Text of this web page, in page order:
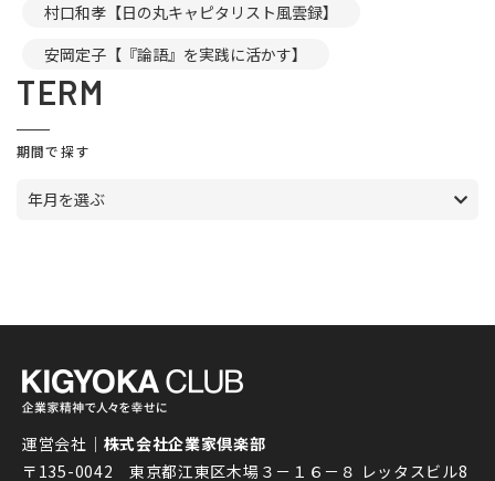
村口和孝【日の丸キャピタリスト風雲録】
安岡定子【『論語』を実践に活かす】
TERM
期間で探す
年月を選ぶ
運営会社｜ 株式会社企業家倶楽部
〒135-0042 東京都江東区木場３－１６－８ レッタスビル8